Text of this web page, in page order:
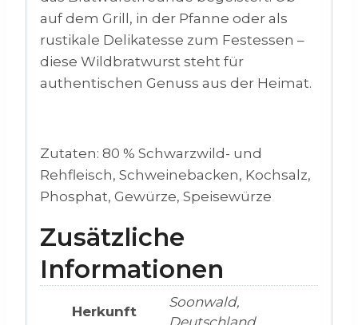
auf dem Grill, in der Pfanne oder als
rustikale Delikatesse zum Festessen –
diese Wildbratwurst steht für
authentischen Genuss aus der Heimat.
Zutaten: 80 % Schwarzwild- und
Rehfleisch, Schweinebacken, Kochsalz,
Phosphat, Gewürze, Speisewürze
Zusätzliche
Informationen
Herkunft
Soonwald,
Deutschland